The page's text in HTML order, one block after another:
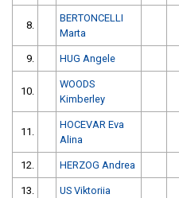
8.
BERTONCELLI
Marta
9. HUG Angele
10.
WOODS
Kimberley
11.
HOCEVAR Eva
Alina
12. HERZOG Andrea
13. US Viktoriia